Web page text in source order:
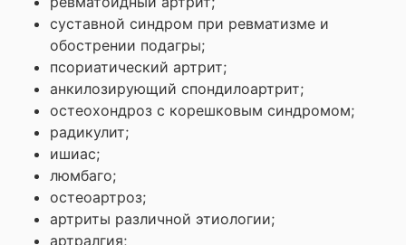
суставной синдром при ревматизме и
обострении подагры;
псориатический артрит;
анкилозирующий спондилоартрит;
остеохондроз с корешковым синдромом;
радикулит;
ишиас;
люмбаго;
остеоартроз;
артриты различной этиологии;
артралгия;